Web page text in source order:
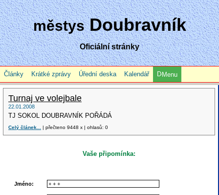
městysDoubravník
Oficiální stránky
Články Krátké zprávy Úřední deska Kalendář Menu
Turnaj ve volejbale
22.01.2008
TJ SOKOL DOUBRAVNÍK POŘÁDÁ
Celý článek... | přečteno 9448 x | ohlasů: 0
Vaše připomínka:
Jméno: